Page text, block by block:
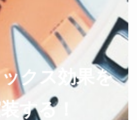
クス効果を
する！